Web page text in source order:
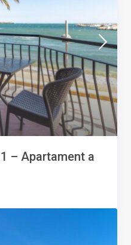
– Apartament a